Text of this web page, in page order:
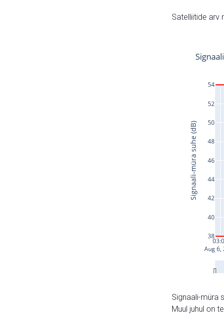
Satelliitide arv
Signaali-müra
Muul juhul on